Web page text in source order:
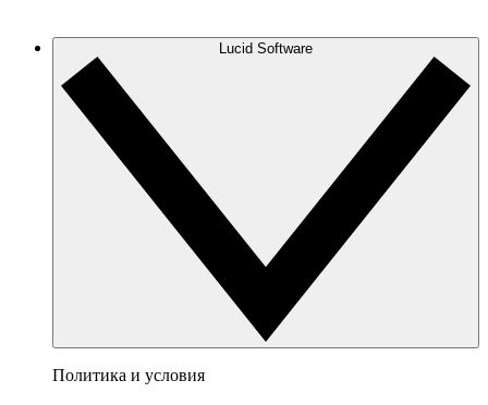
Lucid Software
Политика и условия